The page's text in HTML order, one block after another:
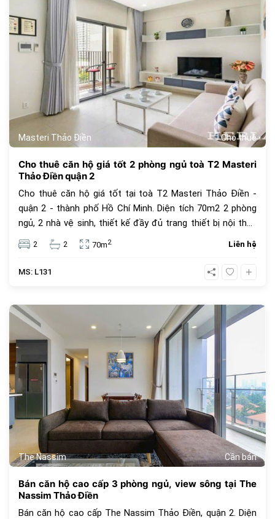
Masteri Thảo Điền Cho thuê
Cho thuê căn hộ giá tốt 2 phòng ngủ toà T2 Masteri
Thảo Điền quận 2
Cho thuê căn hộ giá tốt tại toà T2 Masteri Thảo Điền -
quận 2 - thành phố Hồ Chí Minh. Diện tích 70m2 2 phòng
ngủ, 2 nhà vệ sinh, thiết kế đầy đủ trang thiết bị nội thấp
đẹp. Giá cho thuê 21 triệu VNĐ, giá thuê chưa bao gồm
phí quản lý căn hộ, thuế VAT và các tiện ích khác.
2 2 70m2 Liên hệ
MS: L131
The Nassim Cần bán
410
Bán căn hộ cao cấp 3 phòng ngủ, view sông tại The
Nassim Thảo Điền
Bán căn hộ cao cấp The Nassim Thảo Điền, quận 2. Diện